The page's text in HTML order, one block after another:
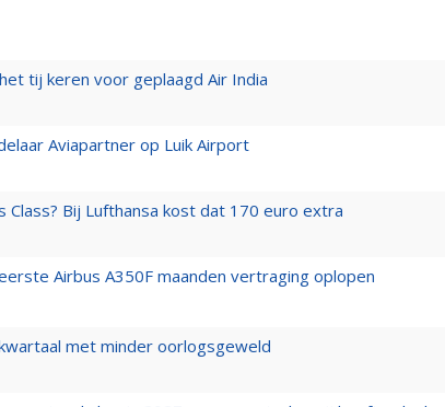
tij keren voor geplaagd Air India
Aviapartner op Luik Airport
Class? Bij Lufthansa kost dat 170 euro extra
Airbus A350F maanden vertraging oplopen
met minder oorlogsgeweld